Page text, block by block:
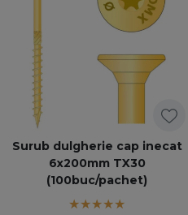
Surub dulgherie cap inecat
6x200mm TX30
(100buc/pachet)